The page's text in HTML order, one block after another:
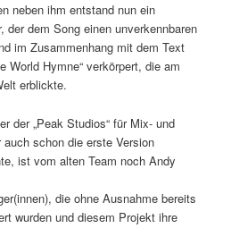
neben ihm entstand nun ein
der dem Song einen unverkennbaren
im Zusammenhang mit dem Text
World Hymne“ verkörpert, die am
erblickte.
der „Peak Studios“ für Mix- und
schon die erste Version
ist vom alten Team noch Andy
die ohne Ausnahme bereits
wurden und diesem Projekt ihre